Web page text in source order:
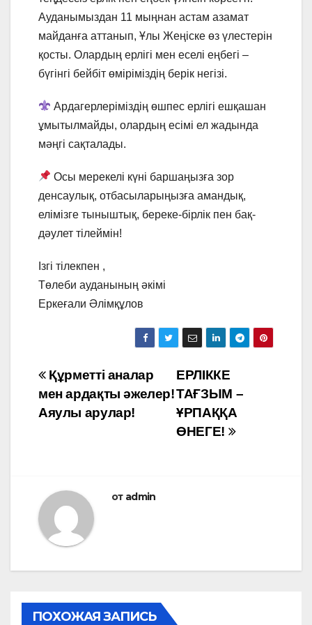
Ауданымыздан 11 мыңнан астам азамат
майданға аттанып, Ұлы Жеңіске өз үлестерін
қосты. Олардың ерлігі мен еселі еңбегі –
бүгінгі бейбіт өміріміздің берік негізі.
Ардагерлеріміздің өшпес ерлігі ешқашан
ұмытылмайды, олардың есімі ел жадында
мәңгі сақталады.
Осы мерекелі күні баршаңызға зор
денсаулық, отбасыларыңызға амандық,
елімізге тыныштық, береке-бірлік пен бақ-
дәулет тілеймін!
Ізгі тілекпен ,
Төлеби ауданының әкімі
Еркеғали Әлімқұлов
Навигация
по
ЕРЛІККЕ
ТАҒЗЫМ –
ҰРПАҚҚА
ӨНЕГЕ!
Құрметті аналар
мен ардақты әжелер!
Аяулы арулар!
от admin
ПОХОЖАЯ ЗАПИСЬ